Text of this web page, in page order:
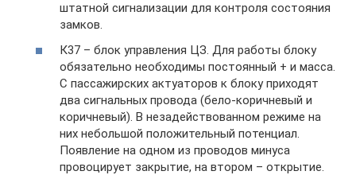
штатной сигнализации для контроля состояния
замков.
К37 – блок управления ЦЗ. Для работы блоку
обязательно необходимы постоянный + и масса.
С пассажирских актуаторов к блоку приходят
два сигнальных провода (бело-коричневый и
коричневый). В незадействованном режиме на
них небольшой положительный потенциал.
Появление на одном из проводов минуса
провоцирует закрытие, на втором – открытие.